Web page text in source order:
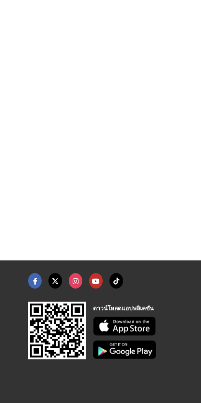
ดาวน์โหลดแอปพลิเคชัน